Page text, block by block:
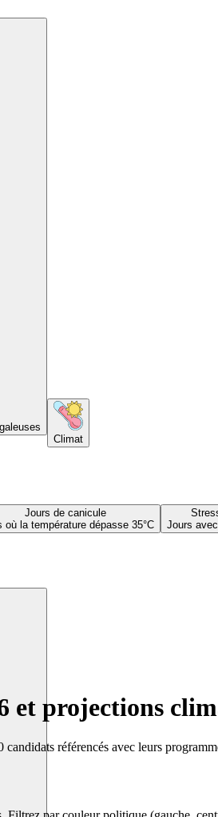
Climat
Jours de canicule
où la température dépasse 35°C
Jours
et projections
référencés avec leurs